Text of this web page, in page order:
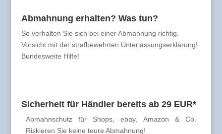
Abmahnung erhalten? Was tun?
So verhalten Sie sich bei einer Abmahnung richtig.
Vorsicht mit der strafbewehrten Unterlassungserklärung!
Bundesweite Hilfe!
Sicherheit für Händler bereits ab 29 EUR*
Abmahnschutz für Shops, ebay, Amazon & Co.
Riskieren Sie keine teure Abmahnung!